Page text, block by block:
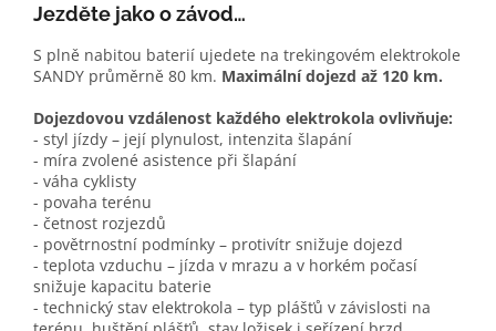
Jezděte jako o závod…
S plně nabitou baterií ujedete na trekingovém elektrokole
SANDY průměrně 80 km. Maximální dojezd až 120 km.
Dojezdovou vzdálenost každého elektrokola ovlivňuje:
- styl jízdy – její plynulost, intenzita šlapání
- míra zvolené asistence při šlapání
- váha cyklisty
- povaha terénu
- četnost rozjezdů
- povětrnostní podmínky – protivítr snižuje dojezd
- teplota vzduchu – jízda v mrazu a v horkém počasí
snižuje kapacitu baterie
- technický stav elektrokola – typ plášťů v závislosti na